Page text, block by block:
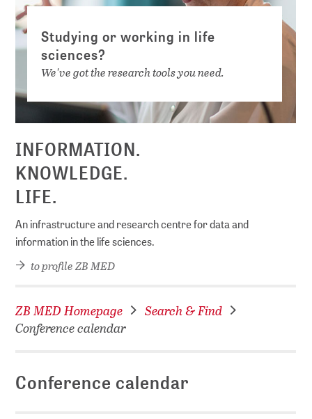
Studying or working in life
sciences?
We've got the research tools you need.
INFORMATION.
KNOWLEDGE.
LIFE.
An infrastructure and research centre for data and
information in the life sciences.
to profile ZB MED
ZB MED Homepage
Search & Find
Conference calendar
Conference calendar